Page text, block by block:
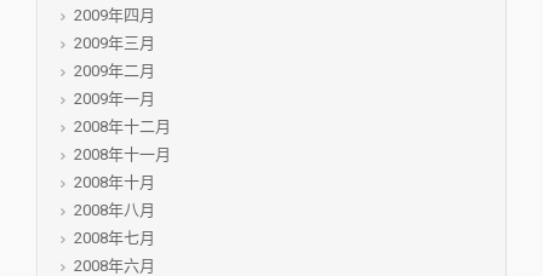
2009年四月
2009年三月
2009年二月
2009年一月
2008年十二月
2008年十一月
2008年十月
2008年八月
2008年七月
2008年六月